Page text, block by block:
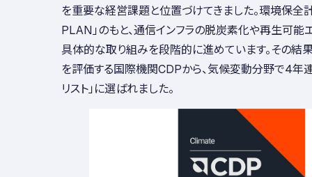
を重要な経営課題と位置づけてきました。環境保全
PLAN」のもと、通信インフラの脱炭素化や再生可能
具体的な取り組みを段階的に進めています。その結
を評価する国際機関CDPから、気候変動分野で4年
リスト」に選ばれました。